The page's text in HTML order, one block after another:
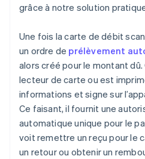
grâce à notre solution
Une fois la carte de débit
un ordre de prélèvement
alors créé pour le montant
lecteur de carte ou est
informations et signe sur
Ce faisant, il fournit une
automatique unique pour le
voit remettre un reçu pour le
un retour ou obtenir un